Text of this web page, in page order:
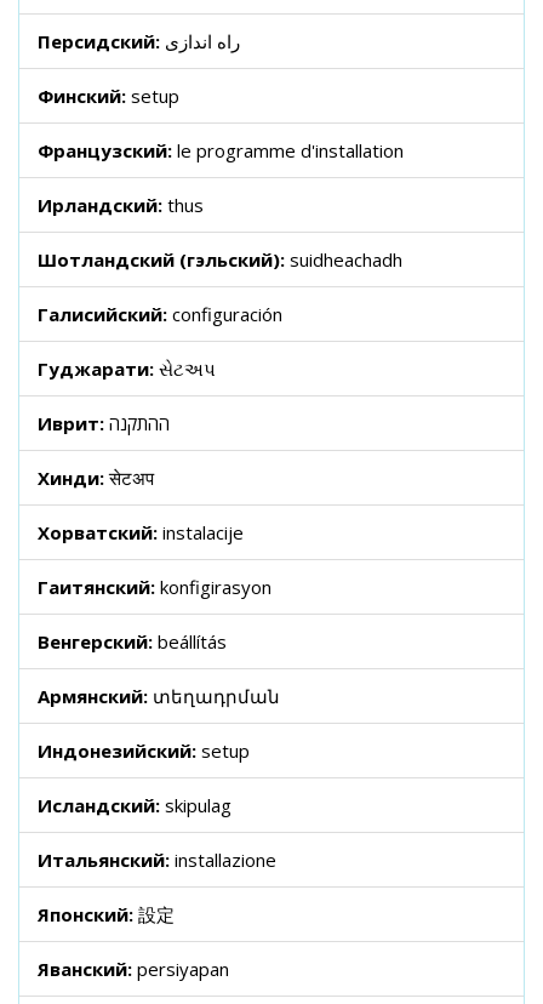
Персидский: راه اندازی
Финский: setup
Французский: le programme d'installation
Ирландский: thus
Шотландский (гэльский): suidheachadh
Галисийский: configuración
Гуджарати: સેટઅપ
Иврит: ההתקנה
Хинди:सेटअप
Хорватский: instalacije
Гаитянский: konfigirasyon
Венгерский: beállítás
Армянский: տեղադրման
Индонезийский: setup
Исландский: skipulag
Итальянский: installazione
Японский: 設定
Яванский: persiyapan